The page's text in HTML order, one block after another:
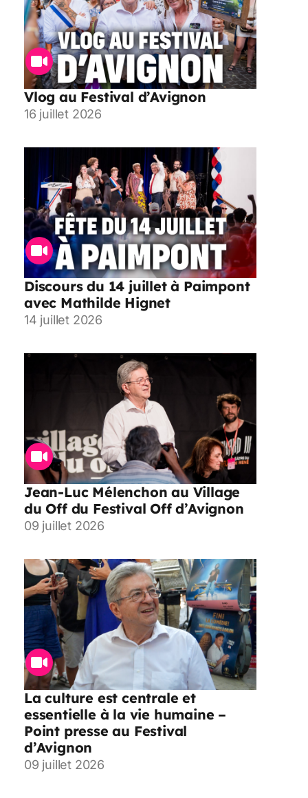
Vlog au Festival d’Avignon
16 juillet 2026
Discours du 14 juillet à Paimpont
avec Mathilde Hignet
14 juillet 2026
Jean-Luc Mélenchon au Village
du Off du Festival Off d’Avignon
09 juillet 2026
La culture est centrale et
essentielle à la vie humaine –
Point presse au Festival
d’Avignon
09 juillet 2026